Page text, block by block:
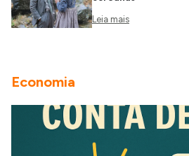
Leia mais
Economia